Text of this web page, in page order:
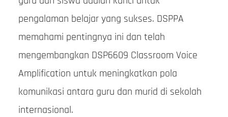
pengalaman belajar yang sukses. DSPPA
memahami pentingnya ini dan telah
mengembangkan DSP6609 Classroom Voice
Amplification untuk meningkatkan pola
komunikasi antara guru dan murid di sekolah
internasional.